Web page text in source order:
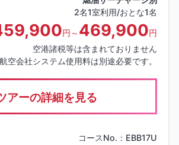
2名1室利用/おとな1名
円～ 469,900円
空港諸税等は含まれておりません
航空会社システム使用料は別途必要です。
アーの詳細を見る
コースNo.：EBB17U